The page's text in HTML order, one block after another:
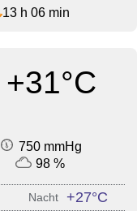
13 h 06 min
+31°C
750 mmHg
98 %
Nacht +27°C